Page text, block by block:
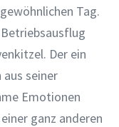
Tag.
Der ein
seiner
Emotionen
ganz anderen